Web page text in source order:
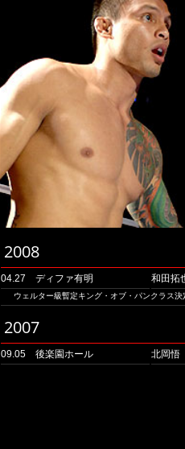
2008
04.27 ディファ有明 和田拓
ウェルター級暫定キング・オブ・パンクラス決
2007
09.05 後楽園ホール 北岡悟